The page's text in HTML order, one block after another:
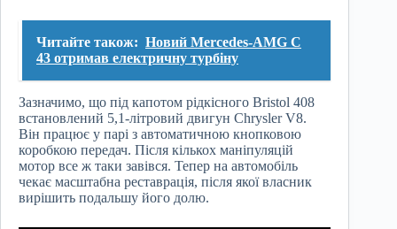
Читайте також: Новий Mercedes‑AMG C
43 отримав електричну турбіну
Зазначимо, що під капотом рідкісного Bristol 408
встановлений 5,1-літровий двигун Chrysler V8.
Він працює у парі з автоматичною кнопковою
коробкою передач. Після кількох маніпуляцій
мотор все ж таки завівся. Тепер на автомобіль
чекає масштабна реставрація, після якої власник
вирішить подальшу його долю.